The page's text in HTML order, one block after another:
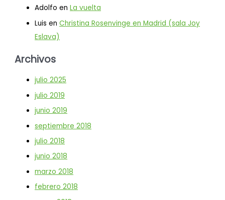
Adolfo enLa vuelta
Luis enChristina Rosenvinge en Madrid (sala Joy
Eslava)
Archivos
julio 2025
julio 2019
junio 2019
septiembre 2018
julio 2018
junio 2018
marzo 2018
febrero 2018